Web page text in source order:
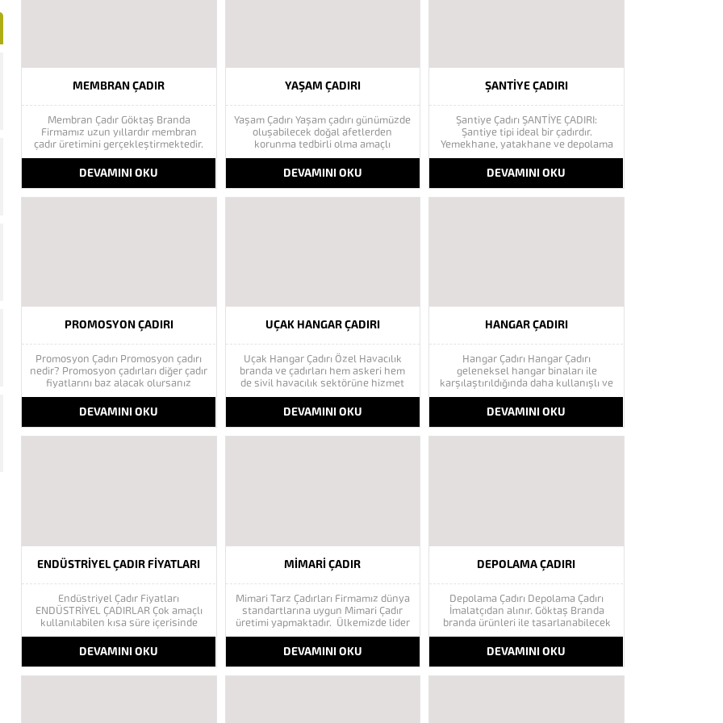
MEMBRAN ÇADIR
Membran Çadır Göktaş Branda
Firmamız uzun yıllardır membran
çadır üretimini gerçekleştirmektedir.
Üretimlerini gerçekleştirirken dünya
Avrupa standartlarına göre üretim
yapmakta ve üretimin gerekli
kurallarını yerine getirmekte olan
DEVAMINI OKU
YAŞAM ÇADIRI
Yaşam Çadırı Yaşam çadırı günümüzde
oluşabilecek doğal afetlerden
korunma tedbirli olma amaçlı
yaptırma isteği duyulan son derece
faydalı çadır çeşitlerinden biridir. Çelik
konstrüksiyonlu yaşam çadırı imalatı
yapan firmamız deprem sel gibi doğal
DEVAMINI OKU
ŞANTIYE ÇADIRI
Şantiye Çadırı ŞANTİYE ÇADIRI:
Şantiye tipi ideal bir çadırdır.
Yemekhane, yatakhane ve depolama
maksatlı olarak kullanılabilir.
Polyester brandadan imal edilmiştir.
Su geçirmezdir. Yalıtımlı ve yalıtımsız
olarak imal edilmektedir. İstenirse
DEVAMINI OKU
PROMOSYON ÇADIRI
Promosyon Çadırı Promosyon çadırı
nedir? Promosyon çadırları diğer çadır
fiyatlarını baz alacak olursanız
oldukça uygun fiyatlıdır. Bu çadır
sistemlerinde, hafif konstrüksiyon ve
hafif brandaları kullanarak üretimini
gerçekleştirmekteyiz. Promosyon
DEVAMINI OKU
UÇAK HANGAR ÇADIRI
Uçak Hangar Çadırı Özel Havacılık
branda ve çadırları hem askeri hem
de sivil havacılık sektörüne hizmet
amaçlı ürettiğimiz yapılarımız
maliyeti düşük, kurulumu hızlı,
taşınması kolay ve acil ihtiyaçlara en
kısa zamanda cevap verilebilir
DEVAMINI OKU
HANGAR ÇADIRI
Hangar Çadırı Hangar Çadırı
geleneksel hangar binaları ile
karşılaştırıldığında daha kullanışlı ve
hızlı hangar çözümleri sunmaktadır.
Çelik ve Alüminyum Profillerden imal
edilen hangar çadırları, kullanıcılar
için 40 m’ye kadar kolonsuz ve
DEVAMINI OKU
ENDÜSTRIYEL ÇADIR FIYATLARI
Endüstriyel Çadır Fiyatları
ENDÜSTRİYEL ÇADIRLAR Çok amaçlı
kullanılabilen kısa süre içerisinde
kullanılacak hale gelen özel bir temel
gerektirmeyen son derece ferah ve
geniş Hayvancılık ve sera sektör
kullanıma uygun endüstriyel
DEVAMINI OKU
MIMARI ÇADIR
Mimari Tarz Çadırları Firmamız dünya
standartlarına uygun Mimari Çadır
üretimi yapmaktadır. Ülkemizde lider
olmak için varlığını sürdürmektedir.
Vizyonumuz her geçen gün ileriye
doğru ilerlemektedir. İnsanların daha
çok ihtiyaçlarına yönelik çalışmakta
DEVAMINI OKU
DEPOLAMA ÇADIRI
Depolama Çadırı Depolama Çadırı
İmalatçıdan alınır. Göktaş Branda
branda ürünleri ile tasarlanabilecek
tüm ürünleri üretmektedir.Kurumsal
bir firma olmamızın yanında binlerce
referans mutlu müşteri ilkesi ile
yoluna devam ediyor. Depo çadırları,
DEVAMINI OKU